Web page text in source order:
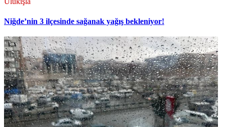
Niğde’nin 3 ilçesinde sağanak yağış bekleniyor!